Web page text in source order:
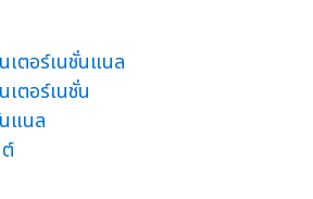
เตอร์เนชั่นแนล
เตอร์เนชั่น
แนล